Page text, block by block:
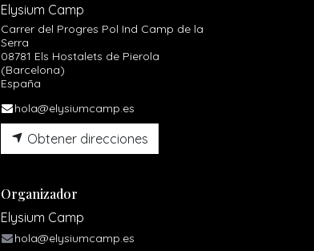
Elysium Camp
Carrer del Progres Pol Ind Camp de la
Serra
08781 Els Hostalets de Pierola
(Barcelona)
España
hola@elysiumcamp.es
Obtener direcciones
Organizador
Elysium Camp
hola@elysiumcamp.es